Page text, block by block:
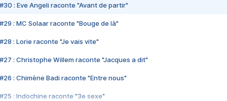
#30 : Eve Angeli raconte "Avant de partir"
#29 : MC Solaar raconte "Bouge de là"
#28 : Lorie raconte "Je vais vite"
#27 : Christophe Willem raconte "Jacques a dit"
#26 : Chimène Badi raconte "Entre nous"
#25 : Indochine raconte "3e sexe"